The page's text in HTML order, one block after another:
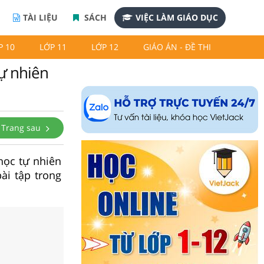
TÀI LIỆU SÁCH VIỆC LÀM GIÁO DỤC
10 LỚP 11 LỚP 12 GIÁO ÁN - ĐỀ THI
nhiên
Trang sau
tự nhiên
tập trong